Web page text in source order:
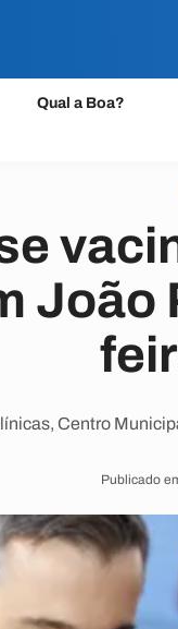
Qual a Boa?
João
Centro
Publicado